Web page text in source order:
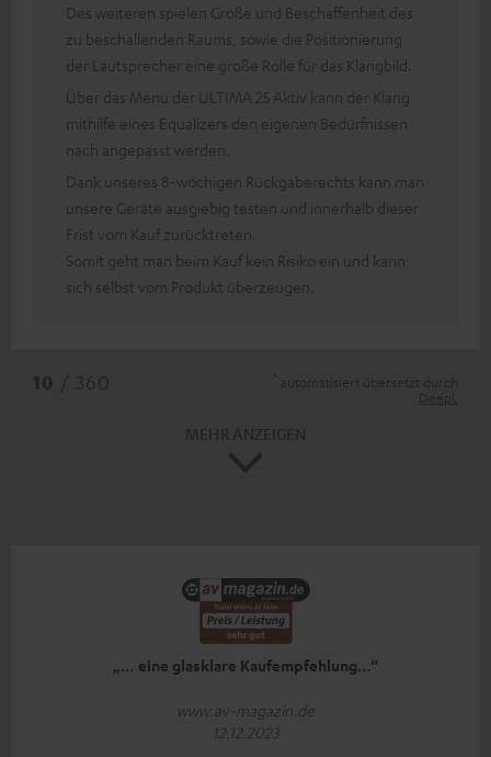
Des weiteren spielen Größe und Beschaffenheit des
zu beschallenden Raums, sowie die Positionierung
der Lautsprecher eine große Rolle für das Klangbild.
Über das Menü der ULTIMA 25 Aktiv kann der Klang
mithilfe eines Equalizers den eigenen Bedürfnissen
nach angepasst werden.
Dank unseres 8-wöchigen Rückgaberechts kann man
unsere Geräte ausgiebig testen und innerhalb dieser
Frist vom Kauf zurücktreten.
Somit geht man beim Kauf kein Risiko ein und kann
sich selbst vom Produkt überzeugen.
„… eine glasklare Kaufempfehlung…“
www.av-magazin.de
12.12.2023